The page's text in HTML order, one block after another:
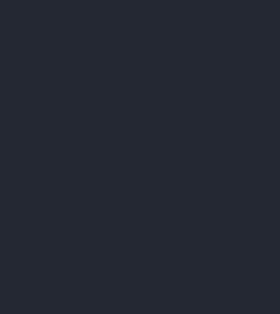
ット ❄️強冷感ソファーパ
New!!】通年使えるレ
ーフ/シングル/セミダ
ろっとしたくしゅくし
避暑地 くしゅくしゅケ